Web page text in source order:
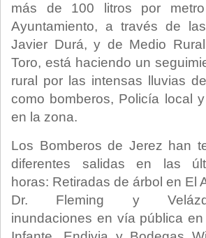
más de 100 litros por
Ayuntamiento, a través de
Javier Durá, y de Medio
Toro, está haciendo un
rural por las intensas lluvias
como bomberos, Policía local
en la zona.
Los Bomberos de Jerez han
diferentes salidas en las
horas: Retiradas de árbol en El
Dr. Fleming y
inundaciones en vía pública en